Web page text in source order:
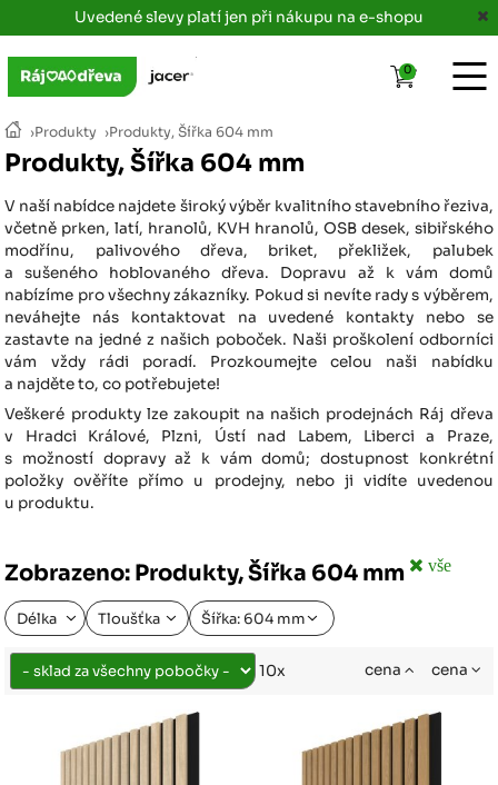
Uvedené slevy platí jen při nákupu na e-shopu
›Produkty ›Produkty, Šířka 604 mm
Produkty, Šířka 604 mm
V naší nabídce najdete široký výběr kvalitního stavebního řeziva,
včetně prken, latí, hranolů, KVH hranolů, OSB desek, sibiřského
modřínu, palivového dřeva, briket, překližek, palubek
a sušeného hoblovaného dřeva. Dopravu až k vám domů
nabízíme pro všechny zákazníky. Pokud si nevíte rady s výběrem,
neváhejte nás kontaktovat na uvedené kontakty nebo se
zastavte na jedné z našich poboček. Naši proškolení odborníci
vám vždy rádi poradí. Prozkoumejte celou naši nabídku
a najděte to, co potřebujete!
Veškeré produkty lze zakoupit na našich prodejnách Ráj dřeva
v Hradci Králové, Plzni, Ústí nad Labem, Liberci a Praze,
s možností dopravy až k vám domů; dostupnost konkrétní
položky ověříte přímo u prodejny, nebo ji vidíte uvedenou
u produktu.
Zobrazeno: Produkty, Šířka 604 mm vše
Délka Tloušťka Šířka: 604 mm
10x cena cena
0